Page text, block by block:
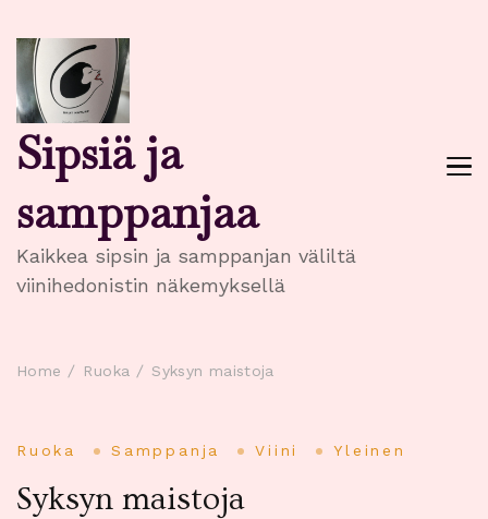
Sipsiä ja
samppanjaa
Kaikkea sipsin ja samppanjan väliltä
viinihedonistin näkemyksellä
Home Ruoka Syksyn maistoja
Ruoka Samppanja Viini Yleinen
Syksyn maistoja